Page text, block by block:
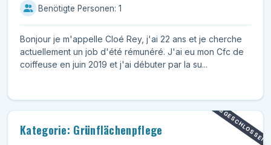
Benötigte Personen: 1
Bonjour je m'appelle Cloé Rey, j'ai 22 ans et je cherche
actuellement un job d'été rémunéré. J'ai eu mon Cfc de
coiffeuse en juin 2019 et j'ai débuter par la su...
ABGESCHLOSSEN
Kategorie: Grünflächenpflege